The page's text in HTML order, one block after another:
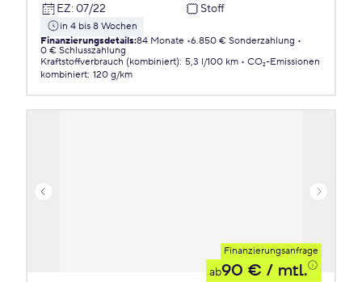
EZ: 07/22 Stoff
in 4 bis 8 Wochen
Finanzierungsdetails:84 Monate 6.850 € Sonderzahlung
0 € Schlusszahlung
Kraftstoffverbrauch (kombiniert): 5,3 l/100 km
CO₂-Emissionen
kombiniert: 120 g/km
Finanzierungsanfrage
ab90 € / mtl.